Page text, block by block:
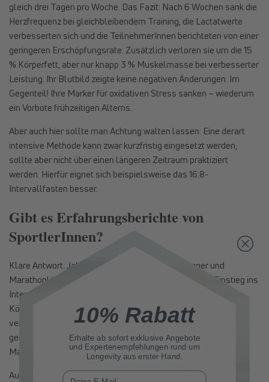
gleich drei Tagen pro Woche. Das Fazit: Nach 6 Wochen sank die
Herzfrequenz bei gleichbleibendem Training, die Lactatwerte
verbesserten sich und die TeilnehmerInnen berichteten von einer
geringeren Erschöpfungsrate. Zusätzlich verloren sie um die 15
% Körperfett, aber nur knapp 3 % Muskelmasse bei verbesserter
Leistung. Ihr Blutbild zeigte keine negativen Änderungen. Im
Gegenteil! Ihre Marker für oxidativen Stress sanken – wiederum
ein Vorbote frühzeitigen Alterns.
Aber auch hier sollte man Achtung walten lassen: Eine derart
intensive Methode kann zwar kurzfristig eingesetzt werden,
sollte aber nicht über einen längeren Zeitraum praktiziert
werden. Hierfür eignet sich beispielsweise das 16:8-
Intervallfasten besser.
Gibt es Erfahrungsberichte von
SportlerInnen?
Klare Antwort: Ja! Beispiele hierfür sind der Blogger und
Marathonläufer Micha Brauer, der seinen 30-tägigen Einstieg ins
Intervallfasten dokumentierte. Auch er konnte so seinen
Körperfettanteil verringern. Außerdem berichtete er von einer
verbesserten Konzentrationsfähigkeit – nicht nur was seine
geistigen Tätigkeiten betraf, sondern auch während des
Marathontrainings.
Auch der Athletiktrainer Frederik Kramp ist mittlerweile
10% Rabatt
Erhalte ab sofortexklusive Angebote
und Expertenempfehlungen rund um
Longevity aus erster Hand.
E-Mail